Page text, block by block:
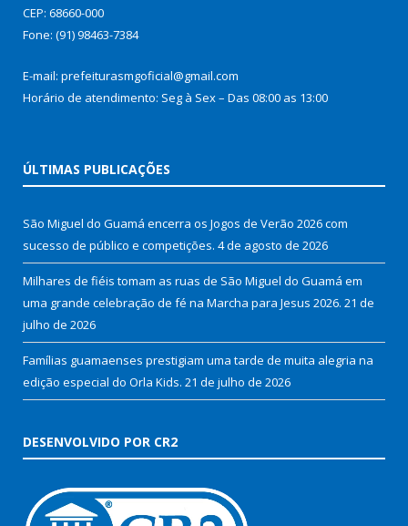
CEP: 68660-000
Fone: (91) 98463-7384
E-mail: prefeiturasmgoficial@gmail.com
Horário de atendimento: Seg à Sex – Das 08:00 as 13:00
ÚLTIMAS PUBLICAÇÕES
São Miguel do Guamá encerra os Jogos de Verão 2026 com
sucesso de público e competições. 4 de agosto de 2026
Milhares de fiéis tomam as ruas de São Miguel do Guamá em
uma grande celebração de fé na Marcha para Jesus 2026. 21 de
julho de 2026
Famílias guamaenses prestigiam uma tarde de muita alegria na
edição especial do Orla Kids. 21 de julho de 2026
DESENVOLVIDO POR CR2